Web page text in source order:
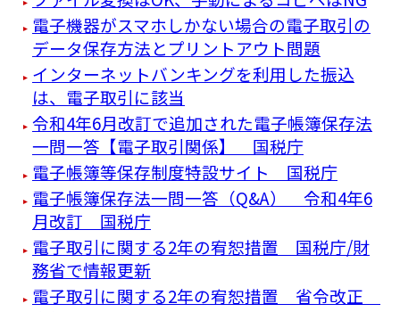
電子機器がスマホしかない場合の電子取引の
データ保存方法とプリントアウト問題
インターネットバンキングを利用した振込
は、電子取引に該当
令和4年6月改訂で追加された電子帳簿保存法
一問一答【電子取引関係】 国税庁
電子帳簿等保存制度特設サイト 国税庁
電子帳簿保存法一問一答（Q&A） 令和4年6
月改訂 国税庁
電子取引に関する2年の宥恕措置 国税庁/財
務省で情報更新
電子取引に関する2年の宥恕措置 省令改正